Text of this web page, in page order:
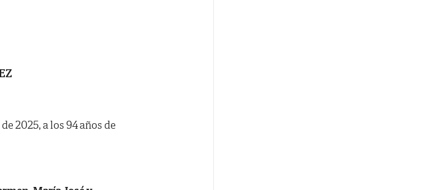
2025, a los 94 años de